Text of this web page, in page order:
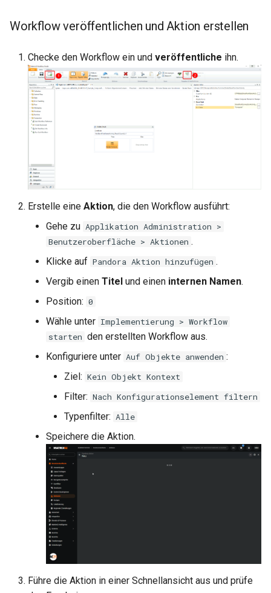
Workflow veröffentlichen und Aktion erstellen
Checke den Workflow ein und veröffentliche ihn.
Erstelle eine Aktion, die den Workflow ausführt:
Gehe zu Applikation Administration >
Benutzeroberfläche > Aktionen .
Klicke auf Pandora Aktion hinzufügen .
Vergib einen Titel und einen internen Namen.
Position: 0
Wähle unter Implementierung > Workflow
starten den erstellten Workflow aus.
Konfiguriere unter Auf Objekte anwenden :
Ziel: Kein Objekt Kontext
Filter: Nach Konfigurationselement filtern
Typenfilter: Alle
Speichere die Aktion.
Führe die Aktion in einer Schnellansicht aus und prüfe